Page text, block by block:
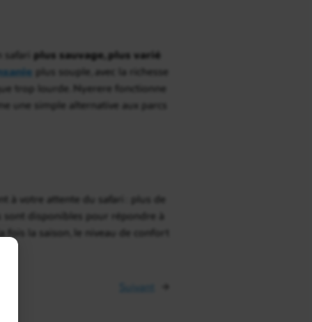
plus sauvage, plus varié
plus souple, avec la richesse
trop lourde. Nyerere fonctionne
simple alternative aux parcs
votre attente du safari : plus de
sont disponibles pour répondre à
la saison, le niveau de confort
Suivant →